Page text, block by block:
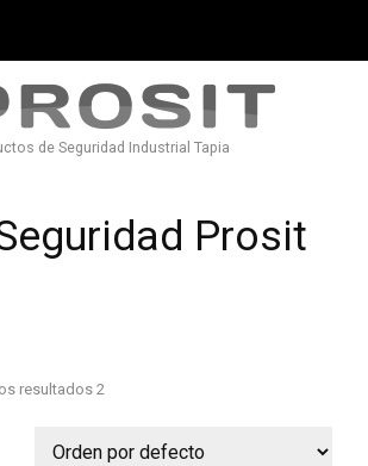
de Seguridad Industrial Tapia
Prosit
resultados 2